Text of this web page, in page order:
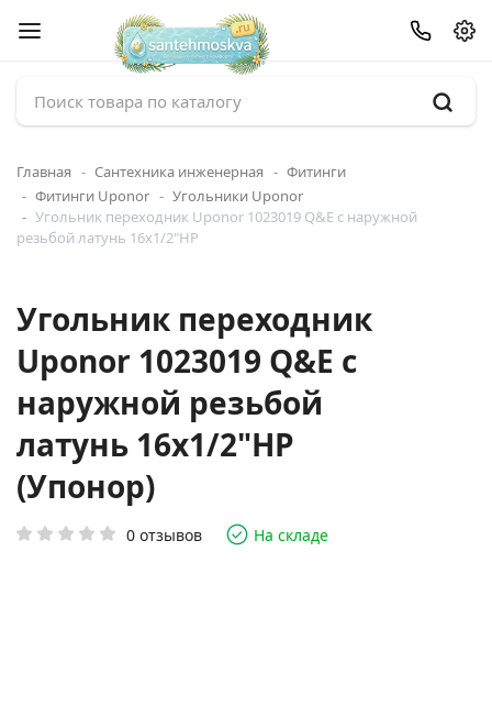
Главная Сантехника инженерная
Фитинги
Фитинги Uponor
Угольники Uponor
Угольник переходник Uponor 1023019 Q&E с наружной
резьбой латунь 16x1/2"НР
Угольник переходник
Uponor 1023019 Q&E с
наружной резьбой
латунь 16x1/2"НР
(Упонор)
0 отзывов На складе